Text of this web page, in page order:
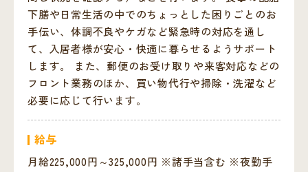
下膳や日常生活の中でのちょっとした困りごとのお
手伝い、体調不良やケガなど緊急時の対応を通し
て、入居者様が安心・快適に暮らせるようサポート
します。 また、郵便のお受け取りや来客対応などの
フロント業務のほか、買い物代行や掃除・洗濯など
必要に応じて行います。
給与
月給225,000円～325,000円 ※諸手当含む ※夜勤手